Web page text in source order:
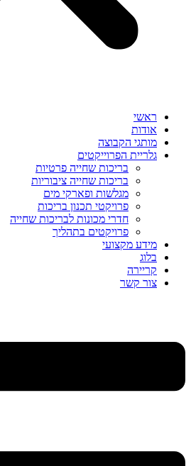
ראשי
אודות
מותגי הקבוצה
גלריית הפרוייקטים
בריכות שחייה פרטיות
בריכות שחייה ציבוריות
מגלשות ופארקי מים
פרויקטי תכנון בריכות
חדרי מכונות לבריכות שחייה
פרויקטים בתהליך
מידע מקצועי
בלוג
קריירה
צור קשר